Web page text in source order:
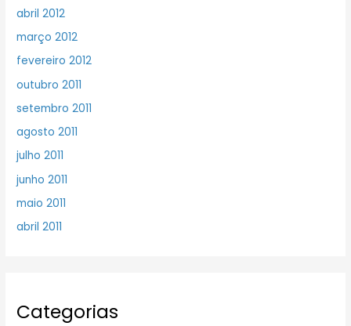
abril 2012
março 2012
fevereiro 2012
outubro 2011
setembro 2011
agosto 2011
julho 2011
junho 2011
maio 2011
abril 2011
Categorias